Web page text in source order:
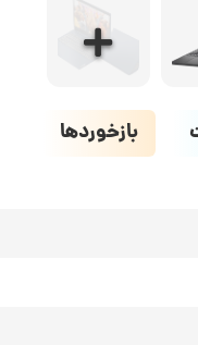
بازخوردها